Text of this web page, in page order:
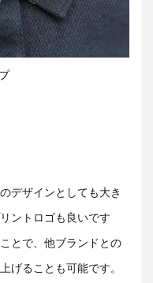
デザインとしても大き
ントロゴも良いです
とで、他ブランドとの
げることも可能です。